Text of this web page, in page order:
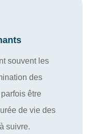
souvent les
des
être
de vie des
suivre.